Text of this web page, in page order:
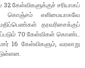
கேள்விகளுக்குச் சரியாகப்
கொஞ்சம் எளிமையாகவே
தரவரிசைக்குப்
70 கேள்விகள் கொண்ட
16 கேள்விகளும், வரலாறு